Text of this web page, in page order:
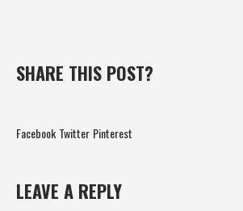
SHARE THIS POST?
Facebook Twitter Pinterest
LEAVE A REPLY